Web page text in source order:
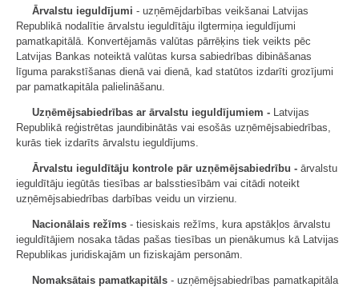
Ārvalstu ieguldījumi - uzņēmējdarbības veikšanai Latvijas
Republikā nodalītie ārvalstu ieguldītāju ilgtermiņa ieguldījumi
pamatkapitālā. Konvertējamās valūtas pārrēķins tiek veikts pēc
Latvijas Bankas noteiktā valūtas kursa sabiedrības dibināšanas
līguma parakstīšanas dienā vai dienā, kad statūtos izdarīti grozījumi
par pamatkapitāla palielināšanu.
Uzņēmējsabiedrības ar ārvalstu ieguldījumiem - Latvijas
Republikā reģistrētas jaundibinātās vai esošās uzņēmējsabiedrības,
kurās tiek izdarīts ārvalstu ieguldījums.
Ārvalstu ieguldītāju kontrole pār uzņēmējsabiedrību - ārvalstu
ieguldītāju iegūtās tiesības ar balsstiesībām vai citādi noteikt
uzņēmējsabiedrības darbības veidu un virzienu.
Nacionālais režīms - tiesiskais režīms, kura apstākļos ārvalstu
ieguldītājiem nosaka tādas pašas tiesības un pienākumus kā Latvijas
Republikas juridiskajām un fiziskajām personām.
Nomaksātais pamatkapitāls - uzņēmējsabiedrības pamatkapitāla